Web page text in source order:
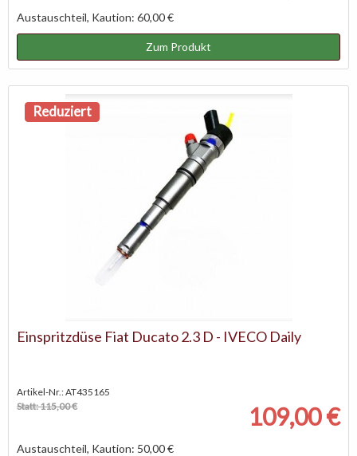
Austauschteil, Kaution: 60,00 €
Zum Produkt
Reduziert
Einspritzdüse Fiat Ducato 2.3 D - IVECO Daily
Artikel-Nr.: AT435165
Statt: 115,00 €
109,00 €
Austauschteil, Kaution: 50,00 €